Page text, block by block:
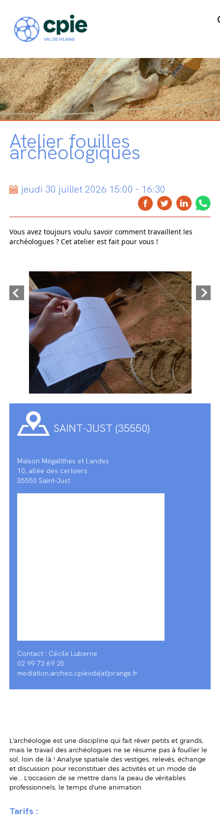
Atelier fouilles
archéologiques
jeudi 30 juillet 2026 15:00 - 16:30
Vous avez toujours voulu savoir comment travaillent les
archéologues ? Cet atelier est fait pour vous !
SAINT-JUST (35550)
Maison Mégalithes et Landes
10, allée des cerisiers
35550 Saint-Just
Contact : Cécile Luberne
02 99 72 69 25
mediation.archeo.cpievdv(at)orange.fr
L'archéologie est une discipline qui fait rêver petits et grands,
mais le travail des archéologues ne se résume pas à fouiller le
sol, loin de là ! Analyse spatiale des vestiges, relevés, échange
et discussion pour reconstituer des activités et un mode de
vie... L'occasion de se mettre dans la peau de véritables
professionnels, le temps d'une animation.
Tarifs :